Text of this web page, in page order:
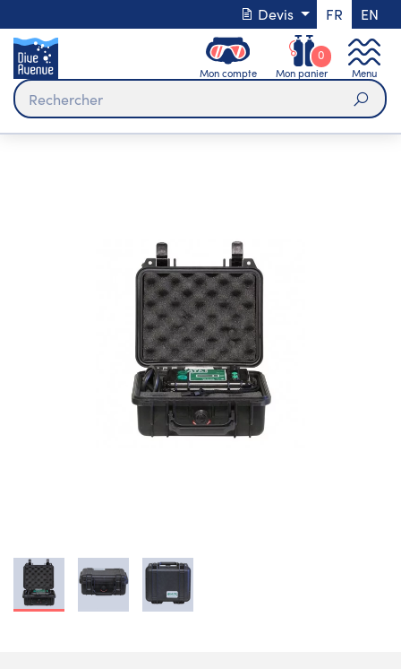
Devis FR EN
Mon compte Mon panier
0
Menu